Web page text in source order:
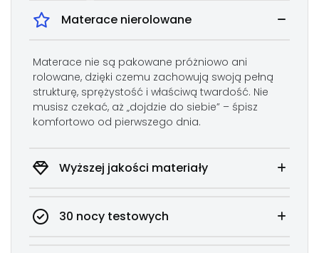
BAMBOO
Naturalne środowisko, bezpieczne dla skóry.
Zapewnia świetną cyrkulację powietrza i
Odporny na mechacenie i rozciąganie.
Łatwo zdejmowany dzięki zamkowi
Pokrowiec Bamboo z dodatkiem włókien
Materace nierolowane
Materace nie są pakowane próżniowo ani
rolowane, dzięki czemu zachowują swoją pełną
strukturę, sprężystość i właściwą twardość. Nie
musisz czekać, aż „dojdzie do siebie” – śpisz
komfortowo od pierwszego dnia.
Wyższej jakości materiały
30 nocy testowych